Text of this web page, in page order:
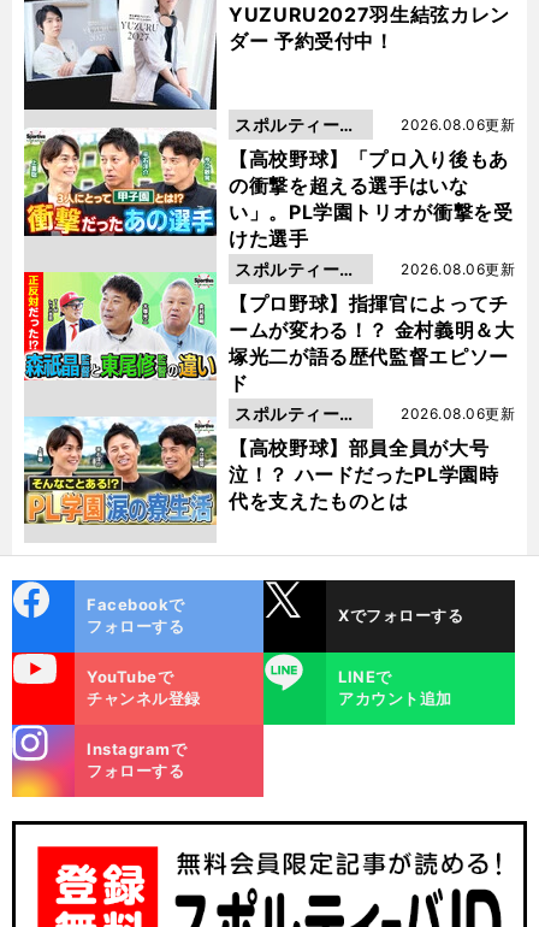
YUZURU2027羽生結弦カレン
ダー 予約受付中！
【高校野球】「プロ入り後もあ
の衝撃を超える選手はいな
い」。PL学園トリオが衝撃を受
けた選手
2026.08.06更新
スポルティーバ
動画
【プロ野球】指揮官によってチ
ームが変わる！？ 金村義明＆大
塚光二が語る歴代監督エピソー
ド
2026.08.06更新
スポルティーバ
動画
【高校野球】部員全員が大号
泣！？ ハードだったPL学園時
代を支えたものとは
2026.08.06更新
スポルティーバ
動画
ok
Facebookで
フォローする
Xでフォローする
YouTubeで
チャンネル登録
LINE
LINEで
アカウント追加
m
Instagramで
フォローする